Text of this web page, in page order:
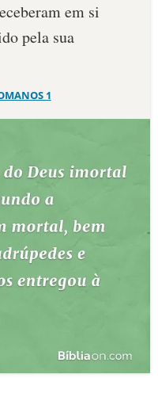
em si
pela sua
1